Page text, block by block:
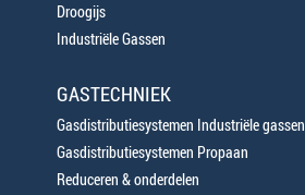
Droogijs
Industriële Gassen
GASTECHNIEK
Gasdistributiesystemen Industriële gassen
Gasdistributiesystemen Propaan
Reduceren & onderdelen